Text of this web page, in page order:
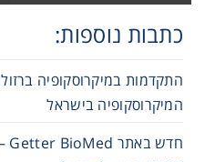
כתבות נוספות:
התקדמות במיקרוסקופיה
המיקרוסקופיה בישראל
Safety
Chemicals